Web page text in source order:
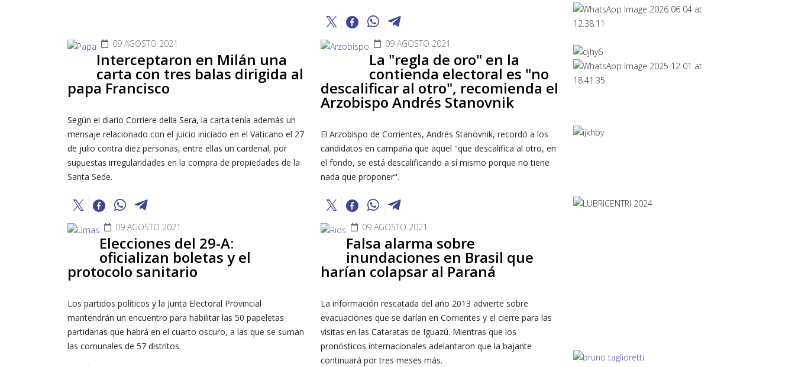
09 AGOSTO 2021
Interceptaron en Milán una
carta con tres balas dirigida al
papa Francisco
Según el diario Corriere della Sera, la carta tenía además un
mensaje relacionado con el juicio iniciado en el Vaticano el 27
de julio contra diez personas, entre ellas un cardenal, por
supuestas irregularidades en la compra de propiedades de la
Santa Sede.
09 AGOSTO 2021
La "regla de oro" en la
contienda electoral es "no
descalificar al otro", recomienda el
Arzobispo Andrés Stanovnik
El Arzobispo de Corrientes, Andrés Stanovnik, recordó a los
candidatos en campaña que aquel "que descalifica al otro, en
el fondo, se está descalificando a sí mismo porque no tiene
nada que proponer".
09 AGOSTO 2021
Elecciones del 29-A:
oficializan boletas y el
protocolo sanitario
Los partidos políticos y la Junta Electoral Provincial
mantendrán un encuentro para habilitar las 50 papeletas
partidarias que habrá en el cuarto oscuro, a las que se suman
las comunales de 57 distritos.
09 AGOSTO 2021
Falsa alarma sobre
inundaciones en Brasil que
harían colapsar al Paraná
La información rescatada del año 2013 advierte sobre
evacuaciones que se darían en Corrientes y el cierre para las
visitas en las Cataratas de Iguazú. Mientras que los
pronósticos internacionales adelantaron que la bajante
continuará por tres meses más.